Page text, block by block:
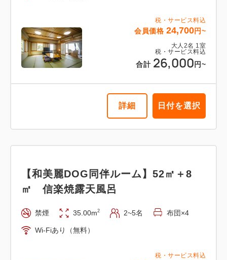
税・サービス料込
会員価格 24,700円~
大人 2名 1室
税・サービス料込
合計 26,000 円~
詳細 日付を選択
税・サービス料込
【和美麗DOG同伴ルーム】52㎡＋8
㎡ 信楽焼露天風呂
禁煙 35.00m2 2~5名 布団×4
Wi-Fiあり（無料）